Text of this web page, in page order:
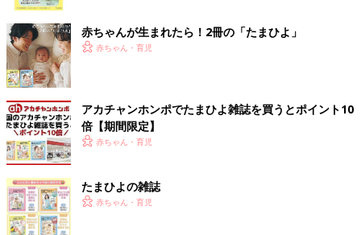
実。親がしっかりとバランスを取りながら、便利なツールとして
子育てに取り入れていくことが大切ですね。（たまひよONLINE
編集部）
※この記事は「たまひよONLINE」で過去に公開されたもので
す。
●記事の内容は記事執筆当時の情報であり、現在と異なる場合が
あります。
※榊原洋一先生は2025年3月にご逝去されました。ご冥福をお祈
りいたします。
赤ちゃんが生まれたら！2冊の「たまひよ」
赤ちゃん・育児
アカチャンホンポでたまひよ雑誌を買うとポイント10
倍【期間限定】
赤ちゃん・育児
たまひよの雑誌
赤ちゃん・育児